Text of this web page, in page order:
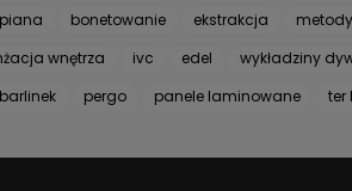
bonetowanie ekstrakcja metody
wnętrza ivc edel wykładziny
barlinek pergo panele laminowane ter